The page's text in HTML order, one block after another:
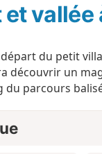
et
du petit
découvrir un
du parcours